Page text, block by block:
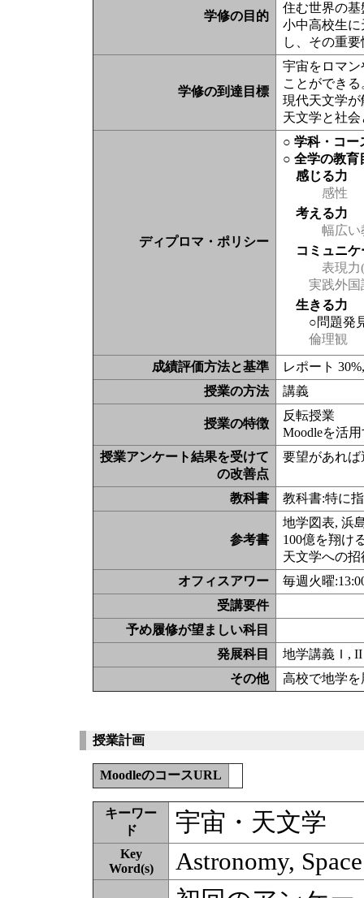
学修の目的
住む世界の
小中高校生
し、その重
学修の到達目標
宇宙をロマ
ことができる
現代天文学
天文学と社
ディプロマ・ポリシー
○ 学科・コー
○ 全学の教育
感じる力
感性
考える力
幅広い
コミュニ
表現力(
実践外国
生きる力
○問題発
倫理観
成績評価方法と基準
レポート
授業の方法
講義
授業の特徴
反転授業
Moodleを活
授業アンケート結果を受けて
の改善点
要望があれ
教科書 教科書:特に
参考書
地学図表, 浜
100億を翔け
天文学への
オフィスアワー
毎週火曜
受講要件
予め履修が望ましい科目
発展科目
地学講義Ｉ, II
その他
高校で地学
授業計画
MoodleのコースURL
キーワー
ド
宇宙・天文学
Key
Word(s)
Astronomy,